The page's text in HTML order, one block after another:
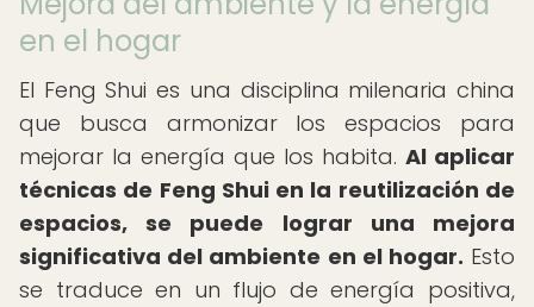
en el hogar
El Feng Shui es una disciplina milenaria china
que busca armonizar los espacios para
mejorar la energía que los habita. Al aplicar
técnicas de Feng Shui en la reutilización de
espacios, se puede lograr una mejora
significativa del ambiente en el hogar. Esto
se traduce en un flujo de energía positiva,